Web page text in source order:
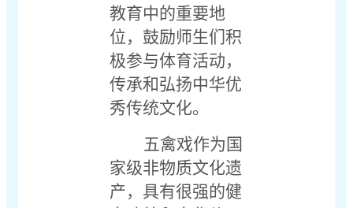
教育中的重要地
位，鼓励师生们积
极参与体育活动，
传承和弘扬中华优
秀传统文化。
五禽戏作为国
家级非物质文化遗
产，具有很强的健